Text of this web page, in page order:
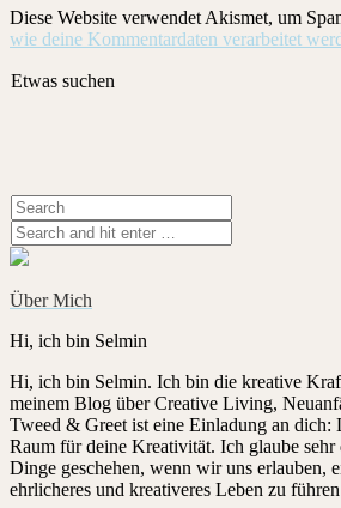
Diese Website verwendet Akismet, um
wie deine Kommentardaten verarbeitet
Etwas suchen
Über Mich
Hi, ich bin Selmin
Hi, ich bin Selmin. Ich bin die kreative
meinem Blog über Creative Living,
Tweed & Greet ist eine Einladung an dich:
Raum für deine Kreativität. Ich glaube sehr
Dinge geschehen, wenn wir uns erlauben,
ehrlicheres und kreativeres Leben zu